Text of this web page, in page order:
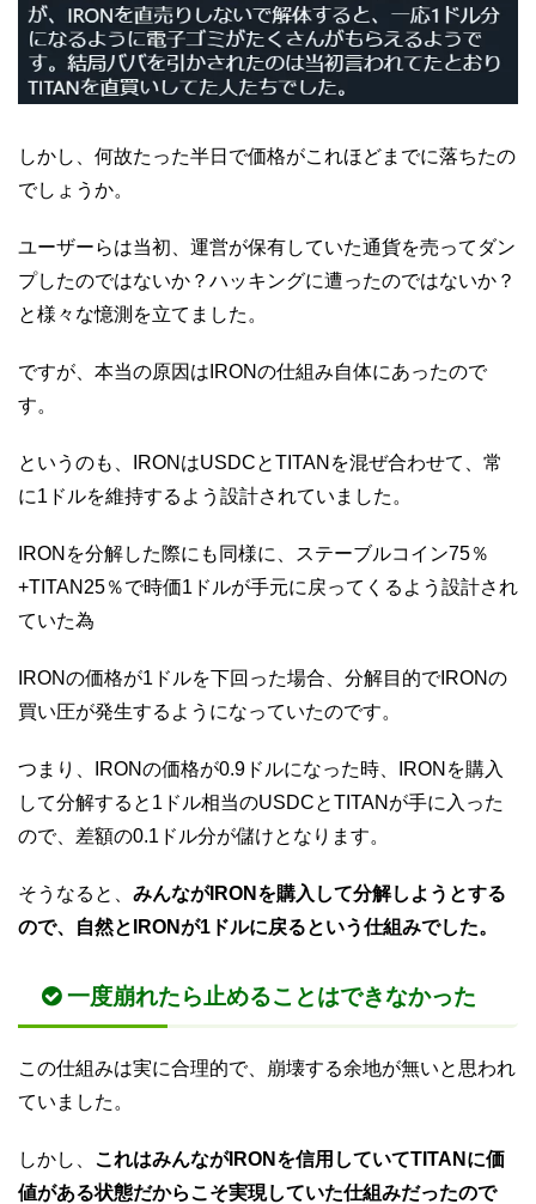
しかし、何故たった半日で価格がこれほどまでに落ちたの
でしょうか。
ユーザーらは当初、運営が保有していた通貨を売ってダン
プしたのではないか？ハッキングに遭ったのではないか？
と様々な憶測を立てました。
ですが、本当の原因はIRONの仕組み自体にあったので
す。
というのも、IRONはUSDCとTITANを混ぜ合わせて、常
に1ドルを維持するよう設計されていました。
IRONを分解した際にも同様に、ステーブルコイン75％
+TITAN25％で時価1ドルが手元に戻ってくるよう設計され
ていた為
IRONの価格が1ドルを下回った場合、分解目的でIRONの
買い圧が発生するようになっていたのです。
つまり、IRONの価格が0.9ドルになった時、IRONを購入
して分解すると1ドル相当のUSDCとTITANが手に入った
ので、差額の0.1ドル分が儲けとなります。
そうなると、 みんながIRONを購入して分解しようとする
ので、自然とIRONが1ドルに戻るという仕組みでした。
一度崩れたら止めることはできなかった
この仕組みは実に合理的で、崩壊する余地が無いと思われ
ていました。
しかし、
これはみんながIRONを信用していてTITANに価
値がある状態だからこそ実現していた仕組みだったので